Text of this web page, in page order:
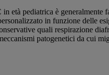
età pediatrica è generalmente
in funzione delle
quali respirazione
patogenetici da cui